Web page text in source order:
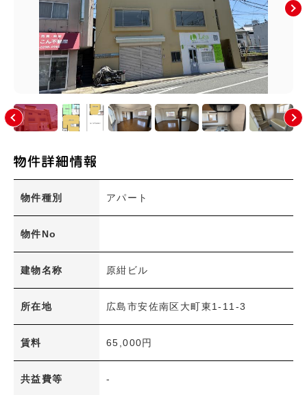
あ行・か行
相田(3) 相田町(0)
大塚西(1) 大塚西町(0)
大塚東(1) 大塚東町(0)
大町東(10) 上安(8)
祇園(10)
た行
な行
は行
広島市(安佐南区以外)
その他のエリア
絞り込み条件
新着物件
物件種別 アパート
物件No
建物名称 原紺ビル
所在地 広島市安佐南区大町東1-11-3
賃料 65,000円
共益費等 -